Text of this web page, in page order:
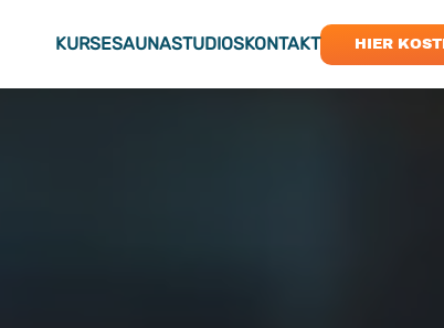
KURSESAUNASTUDIOSKONTAKT HIER